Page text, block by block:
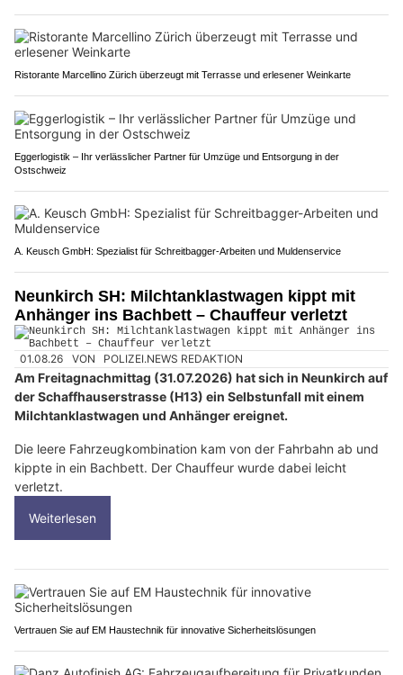
Ristorante Marcellino Zürich überzeugt mit Terrasse und erlesener Weinkarte
Eggerlogistik – Ihr verlässlicher Partner für Umzüge und Entsorgung in der
Ostschweiz
A. Keusch GmbH: Spezialist für Schreitbagger-Arbeiten und Muldenservice
Neunkirch SH: Milchtanklastwagen kippt mit
Anhänger ins Bachbett – Chauffeur verletzt
01.08.26 VON POLIZEI.NEWS REDAKTION
Am Freitagnachmittag (31.07.2026) hat sich in Neunkirch auf
der Schaffhauserstrasse (H13) ein Selbstunfall mit einem
Milchtanklastwagen und Anhänger ereignet.
Die leere Fahrzeugkombination kam von der Fahrbahn ab und
kippte in ein Bachbett. Der Chauffeur wurde dabei leicht
verletzt.
Weiterlesen
Vertrauen Sie auf EM Haustechnik für innovative Sicherheitslösungen